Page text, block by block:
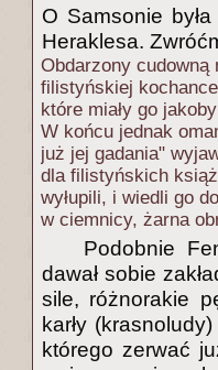
O Samsonie
Heraklesa.
Obdarzony cudowną
filistyńskiej
które miały go
W końcu jednak
już jej gadania"
dla filistyńskich
wyłupili, i wiedli go
w ciemnicy, żarna
Podobnie
dawał sobie
sile, różnorakie
karły
którego zerwać